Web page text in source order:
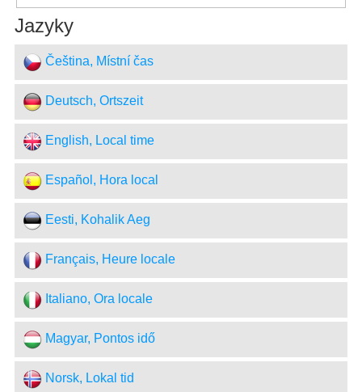
Jazyky
Čeština, Místní čas
Deutsch, Ortszeit
English, Local time
Español, Hora local
Eesti, Kohalik Aeg
Français, Heure locale
Italiano, Ora locale
Magyar, Pontos idő
Norsk, Lokal tid